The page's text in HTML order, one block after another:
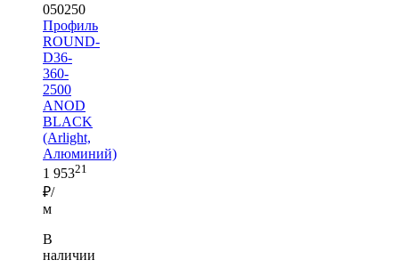
050250
Профиль
ROUND-
D36-
360-
2500
ANOD
BLACK
(Arlight,
Алюминий)
1 95321
₽/
м
В
наличии